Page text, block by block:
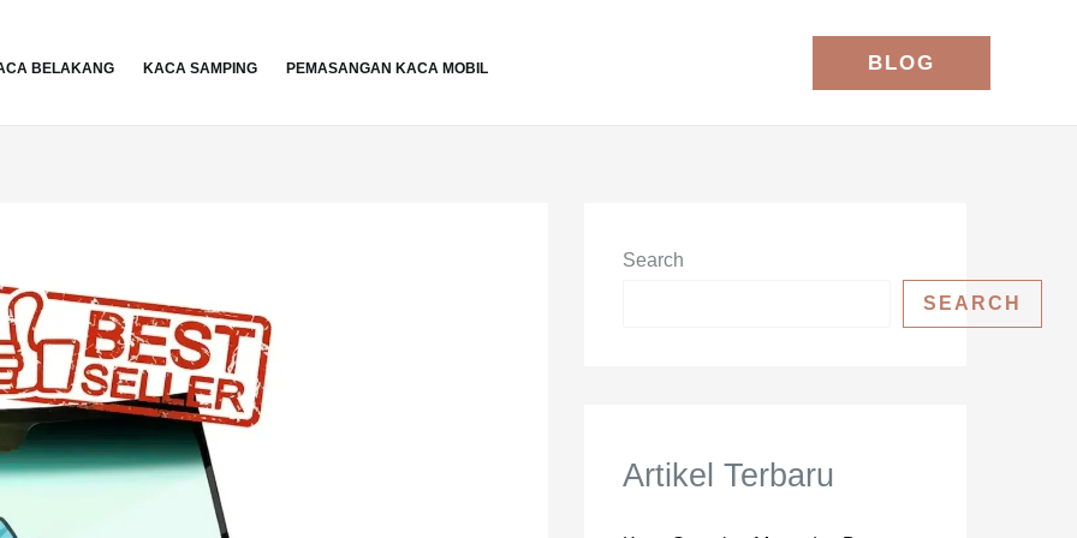
BELAKANG KACA SAMPING PEMASANGAN KACA MOBIL BLOG
Search
SEARCH
Artikel Terbaru